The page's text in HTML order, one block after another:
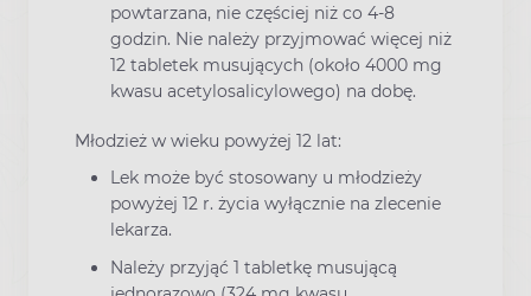
powtarzana, nie częściej niż co 4-8
godzin. Nie należy przyjmować więcej niż
12 tabletek musujących (około 4000 mg
kwasu acetylosalicylowego) na dobę.
Młodzież w wieku powyżej 12 lat:
Lek może być stosowany u młodzieży
powyżej 12 r. życia wyłącznie na zlecenie
lekarza.
Należy przyjąć 1 tabletkę musującą